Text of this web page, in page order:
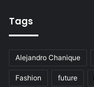
Tags
Alejandro Chanique
Fashion future